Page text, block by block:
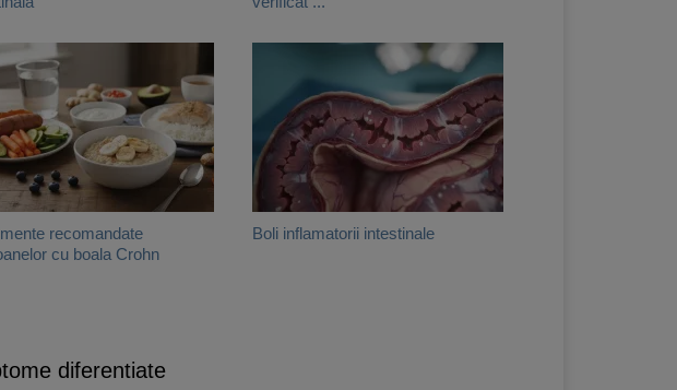
recomandate
cu boala Crohn
Boli inflamatorii intestinale
diferentiate